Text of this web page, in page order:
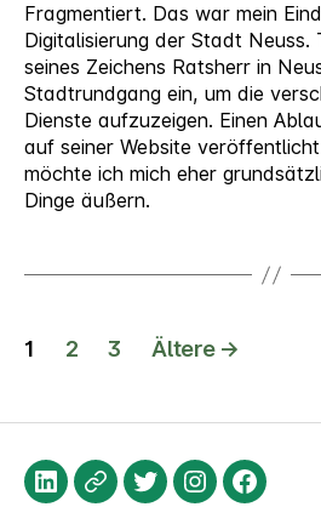
Fragmentiert. Das war mein
Digitalisierung der Stadt Neuss.
seines Zeichens Ratsherr in
Stadtrundgang ein, um die
Dienste aufzuzeigen. Einen
auf seiner Website
möchte ich mich eher
Dinge äußern.
Beiträge
1 2 3 Ältere →
LinkedIn
XINGTwitterInstagram